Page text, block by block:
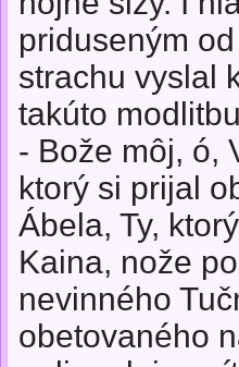
priduseným
strachu vyslal
takúto
- Bože môj, ó,
ktorý si prijal
Ábela, Ty,
Kaina, nože
nevinného
obetovaného